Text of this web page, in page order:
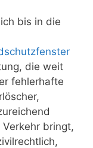
bis in die
die weit
fehlerhafte
bringt,